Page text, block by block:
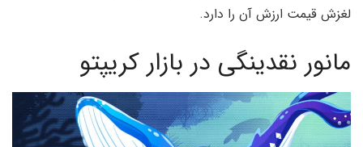
لغزش قیمت ارزش آن را دارد.
مانور نقدینگی در بازار کریپتو